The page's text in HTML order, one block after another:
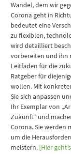
Wandel, dem wir
Corona geht in
bedeutet eine
zu flexiblen,
wird detailliert
vorbereiten und ihn
Leitfaden für die
Ratgeber für
wollen. Mit
Sie sich anpassen
Ihr Exemplar von
Zukunft“ und
Corona. Sie werden
um die
meistern. [Hier